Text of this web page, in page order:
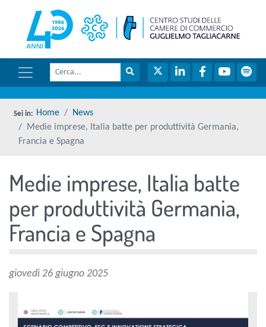
Vai ai contenuti
Menu di navigazione
Cerca
torna al menu di scelta rapida
Menu di navigazione principale
torna al menu di scelta rapida
Cerca nel sito Twitter LinkedIn FacebookYouTube
Home
News
Medie imprese, Italia batte per produttività Germania,
Francia e Spagna
torna al menu di scelta rapida
Medie imprese, Italia batte
per produttività Germania,
Francia e Spagna
giovedì 26 giugno 2025